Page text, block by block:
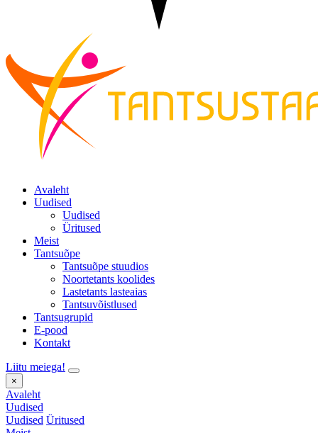
Avaleht
Uudised
Uudised
Üritused
Meist
Tantsuõpe
Tantsuõpe stuudios
Noortetants koolides
Lastetants lasteaias
Tantsuvõistlused
Tantsugrupid
E-pood
Kontakt
Liitu meiega!
×
Avaleht
Uudised
Uudised Üritused